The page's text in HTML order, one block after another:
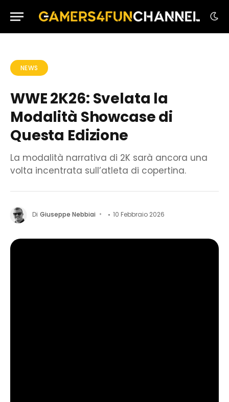
NEWS
WWE 2K26: Svelata la
Modalità Showcase di
Questa Edizione
La modalità narrativa di 2K sarà ancora una
volta incentrata sull’atleta di copertina.
Di Giuseppe Nebbiai 10 Febbraio 2026